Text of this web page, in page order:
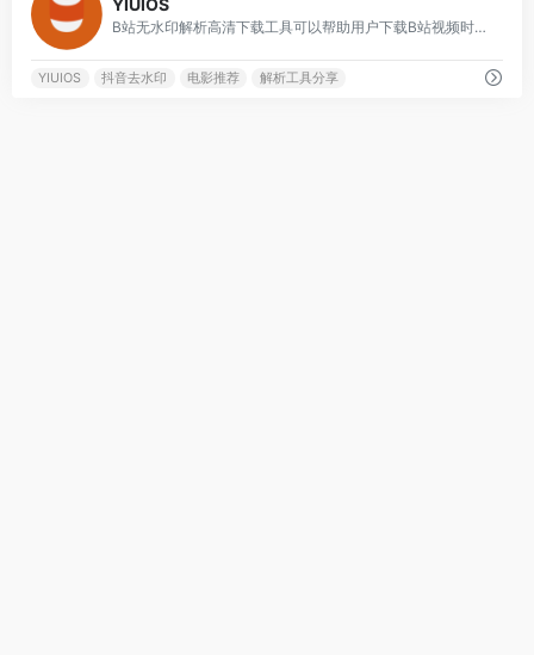
B站无水印解析高清下载工具可以帮助用户下载B站视频时去除视频中的水印，提供高清视频的下载服务。
YIUIOS 抖音去水印 电影推荐 解析工具分享